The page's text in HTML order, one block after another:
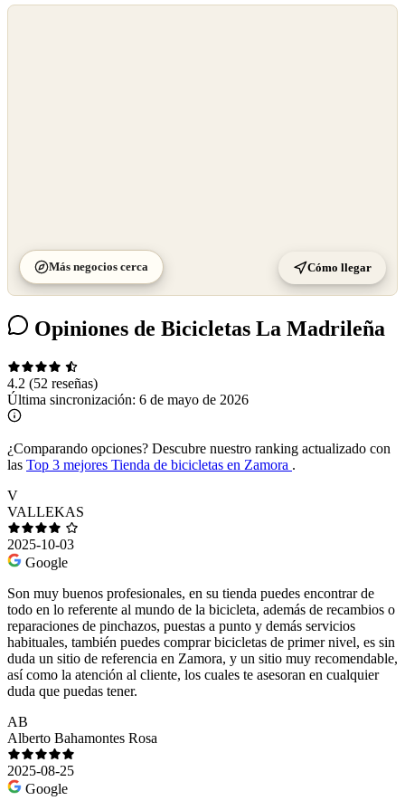
Más negocios cerca Cómo llegar
Opiniones de Bicicletas La Madrileña
4.2 (52 reseñas)
Última sincronización: 6 de mayo de 2026
¿Comparando opciones? Descubre nuestro ranking actualizado con
las Top 3 mejores Tienda de bicicletas en Zamora .
V
VALLEKAS
2025-10-03
Google
Son muy buenos profesionales, en su tienda puedes encontrar de
todo en lo referente al mundo de la bicicleta, además de recambios o
reparaciones de pinchazos, puestas a punto y demás servicios
habituales, también puedes comprar bicicletas de primer nivel, es sin
duda un sitio de referencia en Zamora, y un sitio muy recomendable,
así como la atención al cliente, los cuales te asesoran en cualquier
duda que puedas tener.
AB
Alberto Bahamontes Rosa
2025-08-25
Google